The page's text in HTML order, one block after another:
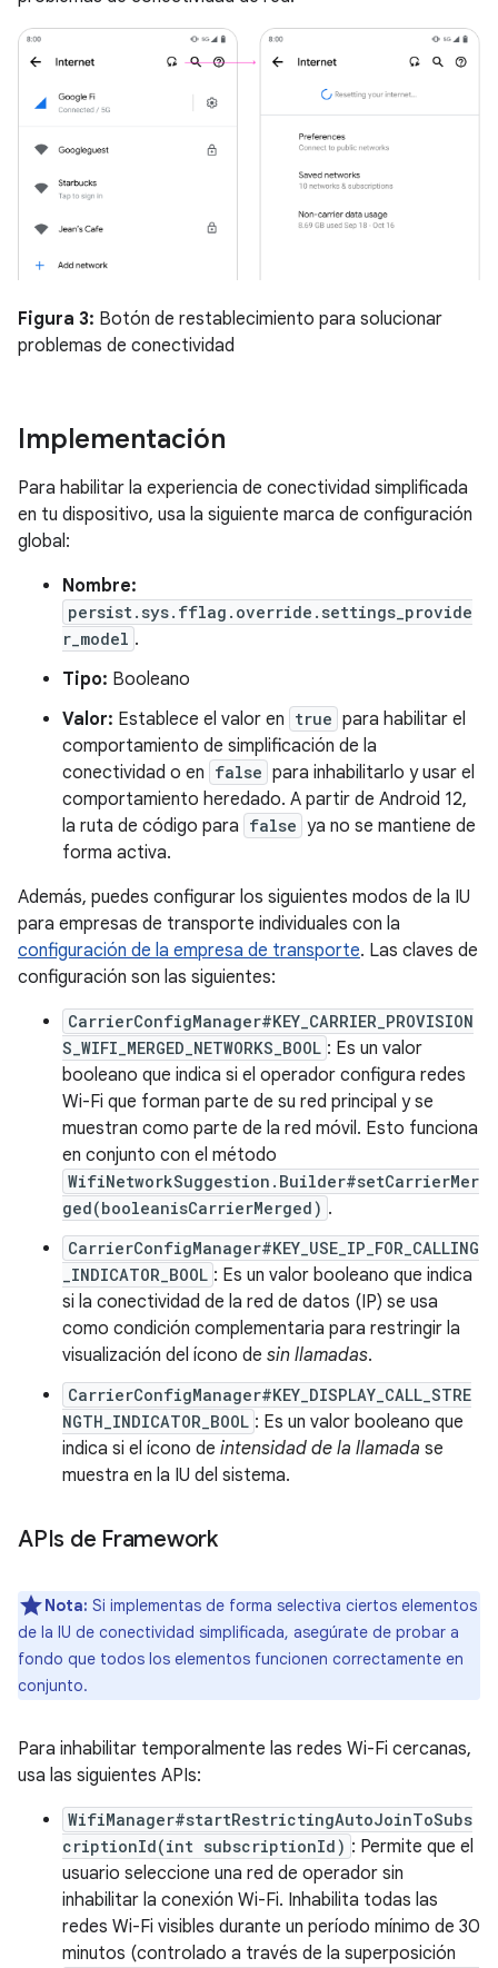
Figura 3: Botón de restablecimiento para solucionar
problemas de conectividad
Implementación
Para habilitar la experiencia de conectividad simplificada
en tu dispositivo, usa la siguiente marca de configuración
global:
Nombre:
persist.sys.fflag.override.settings_provide
r_model .
Tipo: Booleano
Valor: Establece el valor en true para habilitar el
comportamiento de simplificación de la
conectividad o en false para inhabilitarlo y usar el
comportamiento heredado. A partir de Android 12,
la ruta de código para false ya no se mantiene de
forma activa.
Además, puedes configurar los siguientes modos de la IU
para empresas de transporte individuales con la
configuración de la empresa de transporte. Las claves de
configuración son las siguientes:
CarrierConfigManager#KEY_CARRIER_PROVISION
S_WIFI_MERGED_NETWORKS_BOOL : Es un valor
booleano que indica si el operador configura redes
Wi-Fi que forman parte de su red principal y se
muestran como parte de la red móvil. Esto funciona
en conjunto con el método
WifiNetworkSuggestion.Builder#setCarrierMer
ged(booleanisCarrierMerged) .
CarrierConfigManager#KEY_USE_IP_FOR_CALLING
_INDICATOR_BOOL : Es un valor booleano que indica
si la conectividad de la red de datos (IP) se usa
como condición complementaria para restringir la
visualización del ícono de sin llamadas.
CarrierConfigManager#KEY_DISPLAY_CALL_STRE
NGTH_INDICATOR_BOOL : Es un valor booleano que
indica si el ícono de intensidad de la llamada se
muestra en la IU del sistema.
APIs de Framework
Nota: Si implementas de forma selectiva ciertos elementos
de la IU de conectividad simplificada, asegúrate de probar a
fondo que todos los elementos funcionen correctamente en
conjunto.
Para inhabilitar temporalmente las redes Wi-Fi cercanas,
usa las siguientes APIs:
WifiManager#startRestrictingAutoJoinToSubs
criptionId(int subscriptionId) : Permite que el
usuario seleccione una red de operador sin
inhabilitar la conexión Wi-Fi. Inhabilita todas las
redes Wi-Fi visibles durante un período mínimo de 30
minutos (controlado a través de la superposición